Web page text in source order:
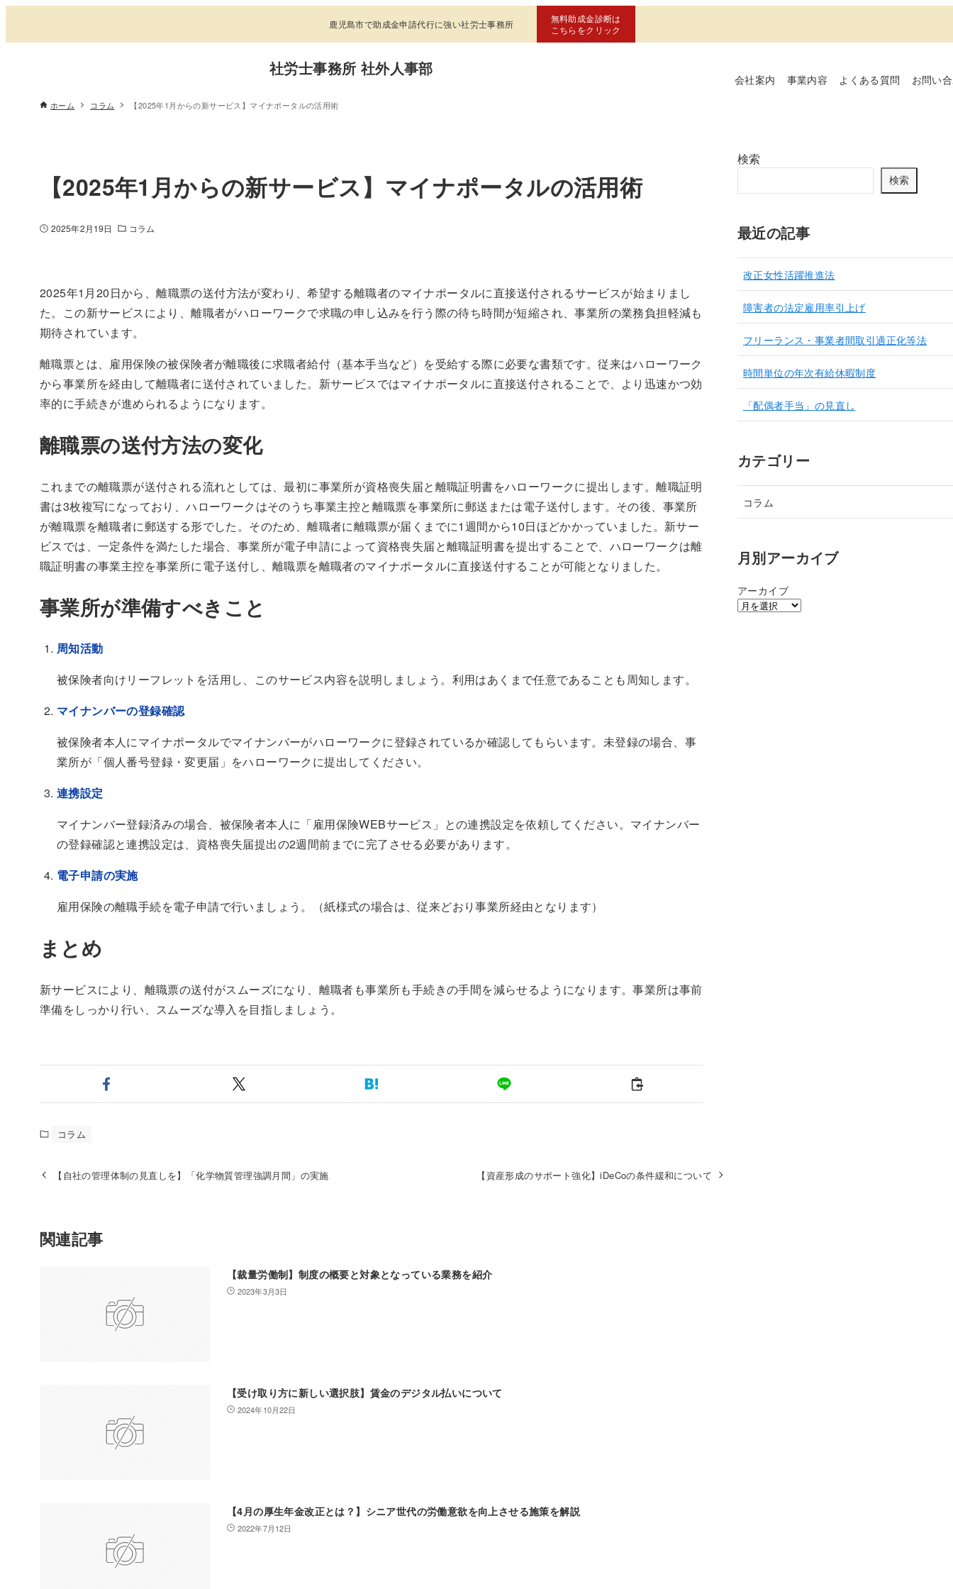
鹿児島市で助成金申請代行に強い社労士事務所
無料助成金診断は
こちらをクリック
社労士事務所 社外人事部
会社案内 事業内容 よくある質問 お問い
ホーム コラム 【2025年1月からの新サービス】マイナポータルの活用術
【2025年1月からの新サービス】マイナポータルの活用術
2025年2月19日 コラム
2025年1月20日から、離職票の送付方法が変わり、希望する離職者のマイナポータルに直接送付されるサービスが始まりまし
た。この新サービスにより、離職者がハローワークで求職の申し込みを行う際の待ち時間が短縮され、事業所の業務負担軽減も
期待されています。
離職票とは、雇用保険の被保険者が離職後に求職者給付（基本手当など）を受給する際に必要な書類です。従来はハローワーク
から事業所を経由して離職者に送付されていました。新サービスではマイナポータルに直接送付されることで、より迅速かつ効
率的に手続きが進められるようになります。
離職票の送付方法の変化
これまでの離職票が送付される流れとしては、最初に事業所が資格喪失届と離職証明書をハローワークに提出します。離職証明
書は3枚複写になっており、ハローワークはそのうち事業主控と離職票を事業所に郵送または電子送付します。その後、事業所
が離職票を離職者に郵送する形でした。そのため、離職者に離職票が届くまでに1週間から10日ほどかかっていました。新サー
ビスでは、一定条件を満たした場合、事業所が電子申請によって資格喪失届と離職証明書を提出することで、ハローワークは離
職証明書の事業主控を事業所に電子送付し、離職票を離職者のマイナポータルに直接送付することが可能となりました。
事業所が準備すべきこと
周知活動
被保険者向けリーフレットを活用し、このサービス内容を説明しましょう。利用はあくまで任意であることも周知します。
マイナンバーの登録確認
被保険者本人にマイナポータルでマイナンバーがハローワークに登録されているか確認してもらいます。未登録の場合、事
業所が「個人番号登録・変更届」をハローワークに提出してください。
連携設定
マイナンバー登録済みの場合、被保険者本人に「雇用保険WEBサービス」との連携設定を依頼してください。マイナンバー
の登録確認と連携設定は、資格喪失届提出の2週間前までに完了させる必要があります。
電子申請の実施
雇用保険の離職手続を電子申請で行いましょう。（紙様式の場合は、従来どおり事業所経由となります）
まとめ
新サービスにより、離職票の送付がスムーズになり、離職者も事業所も手続きの手間を減らせるようになります。事業所は事前
準備をしっかり行い、スムーズな導入を目指しましょう。
コラム
【自社の管理体制の見直しを】「化学物質管理強調月間」の実施 【資産形成のサポート強化】iDeCoの条件緩和について
関連記事
【裁量労働制】制度の概要と対象となっている業務を紹介
2023年3月3日
【受け取り方に新しい選択肢】賃金のデジタル払いについて
2024年10月22日
【4月の厚生年金改正とは？】シニア世代の労働意欲を向上させる施策を解説
2022年7月12日
検索
検索
最近の記事
改正女性活躍推進法
障害者の法定雇用率引上げ
フリーランス・事業者間取引適正化等法
時間単位の年次有給休暇制度
「配偶者手当」の見直し
カテゴリー
コラム
月別アーカイブ
アーカイブ